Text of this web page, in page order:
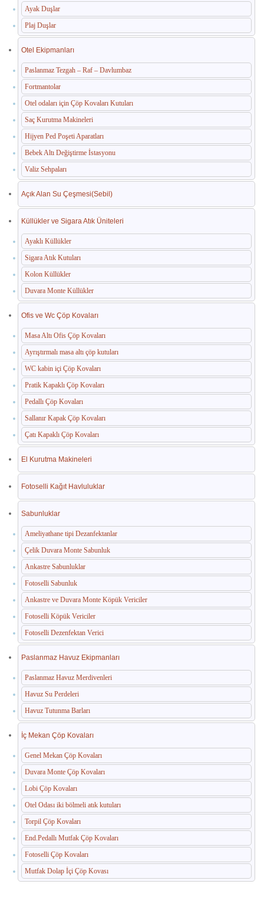
Ayak Duşlar
Plaj Duşlar
Otel Ekipmanları
Paslanmaz Tezgah – Raf – Davlumbaz
Fortmantolar
Otel odaları için Çöp Kovaları Kutuları
Saç Kurutma Makineleri
Hijyen Ped Poşeti Aparatları
Bebek Altı Değiştirme İstasyonu
Valiz Sehpaları
Açık Alan Su Çeşmesi(Sebil)
Küllükler ve Sigara Atık Üniteleri
Ayaklı Küllükler
Sigara Atık Kutuları
Kolon Küllükler
Duvara Monte Küllükler
Ofis ve Wc Çöp Kovaları
Masa Altı Ofis Çöp Kovaları
Ayrıştırmalı masa altı çöp kutuları
WC kabin içi Çöp Kovaları
Pratik Kapaklı Çöp Kovaları
Pedallı Çöp Kovaları
Sallanır Kapak Çöp Kovaları
Çatı Kapaklı Çöp Kovaları
El Kurutma Makineleri
Fotoselli Kağıt Havluluklar
Sabunluklar
Ameliyathane tipi Dezanfektanlar
Çelik Duvara Monte Sabunluk
Ankastre Sabunluklar
Fotoselli Sabunluk
Ankastre ve Duvara Monte Köpük Vericiler
Fotoselli Köpük Vericiler
Fotoselli Dezenfektan Verici
Paslanmaz Havuz Ekipmanları
Paslanmaz Havuz Merdivenleri
Havuz Su Perdeleri
Havuz Tutunma Barları
İç Mekan Çöp Kovaları
Genel Mekan Çöp Kovaları
Duvara Monte Çöp Kovaları
Lobi Çöp Kovaları
Otel Odası iki bölmeli atık kutuları
Torpil Çöp Kovaları
End.Pedallı Mutfak Çöp Kovaları
Fotoselli Çöp Kovaları
Mutfak Dolap İçi Çöp Kovası